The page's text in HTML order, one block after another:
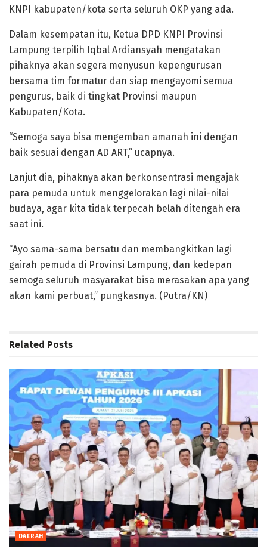
KNPI kabupaten/kota serta seluruh OKP yang ada.
Dalam kesempatan itu, Ketua DPD KNPI Provinsi
Lampung terpilih Iqbal Ardiansyah mengatakan
pihaknya akan segera menyusun kepengurusan
bersama tim formatur dan siap mengayomi semua
pengurus, baik di tingkat Provinsi maupun
Kabupaten/Kota.
“Semoga saya bisa mengemban amanah ini dengan
baik sesuai dengan AD ART,” ucapnya.
Lanjut dia, pihaknya akan berkonsentrasi mengajak
para pemuda untuk menggelorakan lagi nilai-nilai
budaya, agar kita tidak terpecah belah ditengah era
saat ini.
“Ayo sama-sama bersatu dan membangkitkan lagi
gairah pemuda di Provinsi Lampung, dan kedepan
semoga seluruh masyarakat bisa merasakan apa yang
akan kami perbuat,” pungkasnya. (Putra/KN)
Related Posts
DAERAH